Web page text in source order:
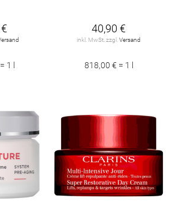
1 l
40,90 €
inkl. MwSt. zzgl.Versand
818,00 € = 1 l